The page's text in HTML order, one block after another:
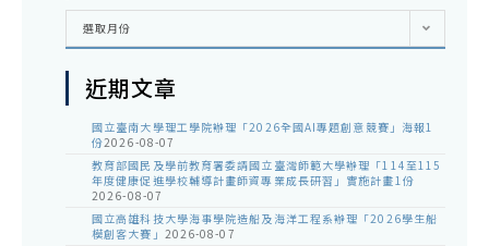
彙
選取月份
近期文章
國立臺南大學理工學院辦理「2026全國AI專題創意競賽」海報1
份2026-08-07
教育部國民及學前教育署委請國立臺灣師範大學辦理「114至115
年度健康促進學校輔導計畫師資專業成長研習」實施計畫1份
2026-08-07
國立高雄科技大學海事學院造船及海洋工程系辦理「2026學生船
模創客大賽」 2026-08-07